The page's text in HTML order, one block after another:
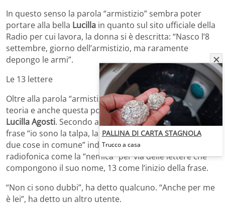
In questo senso la parola “armistizio” sembra poter
portare alla bella Lucilla in quanto sul sito ufficiale della
Radio per cui lavora, la donna si è descritta: “Nasco l’8
settembre, giorno dell’armistizio, ma raramente
depongo le armi”.
Le 13 lettere
Oltre alla parola “armistizio”, però, ci sarebbe un’altra
teoria e anche questa porterebbe in qualche modo a
Lucilla Agosti. Secondo alcuni l’indizio fornito con la
frase “io sono la talpa, la talpa sono io, abbiamo almeno
due cose in comune” indicherebbe la conduttrice
radiofonica come la “nemica” per via delle lettere che
compongono il suo nome, 13 come l’inizio della frase.
“Non ci sono dubbi”, ha detto qualcuno. “Anche per me
è lei”, ha detto un altro utente.
PALLINA DI CARTA STAGNOLA
Trucco a casa